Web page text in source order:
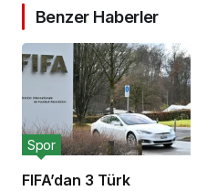
Benzer Haberler
FIFA’dan 3 Türk
Spor